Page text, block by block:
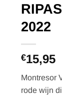
2022
€15,95
Montresor
rode wijn